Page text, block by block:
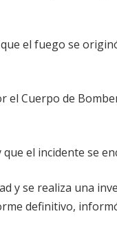
el fuego se
el Cuerpo de
el incidente se
y se realiza una
definitivo,